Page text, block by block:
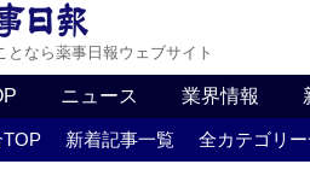
となら薬事日報ウェブサイト
ニュース 業界情報
新着記事一覧 全カテゴリ